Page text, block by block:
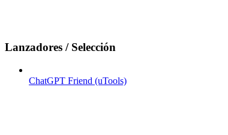
Lanzadores / Selección
ChatGPT Friend (uTools)